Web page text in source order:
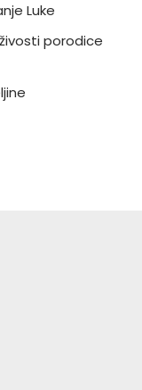
Luke
porodice